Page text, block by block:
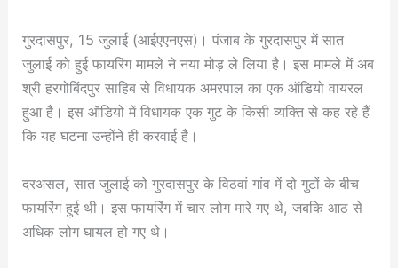
गुरदासपुर, 15 जुलाई (आईएएनएस)। पंजाब के गुरदासपुर में सात
जुलाई को हुई फायरिंग मामले ने नया मोड़ ले लिया है। इस मामले में अब
श्री हरगोबिंदपुर साहिब से विधायक अमरपाल का एक ऑडियो वायरल
हुआ है। इस ऑडियो में विधायक एक गुट के किसी व्यक्ति से कह रहे हैं
कि यह घटना उन्होंने ही करवाई है।
दरअसल, सात जुलाई को गुरदासपुर के विठवां गांव में दो गुटों के बीच
फायरिंग हुई थी। इस फायरिंग में चार लोग मारे गए थे, जबकि आठ से
अधिक लोग घायल हो गए थे।